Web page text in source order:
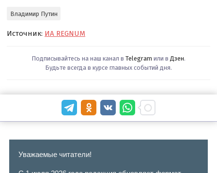
Владимир Путин
Источник: ИА REGNUM
Подписывайтесь на наш канал в Telegram или в Дзен.
Будьте всегда в курсе главных событий дня.
Уважаемые читатели!